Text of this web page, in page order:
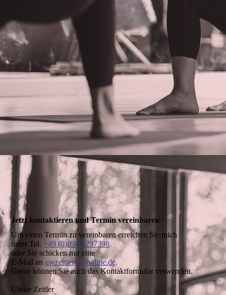
Jetzt kontaktieren und Termin vereinbaren
Um einen Termin zu vereinbaren erreichen Sie mich
unter Tel. +49 (0)89 12297398
oder Sie schicken mir eine
E-Mail anuwzeitler@t-online.de.
Gerne können Sie auch das Kontaktformular verwenden.
Ulrike Zeitler